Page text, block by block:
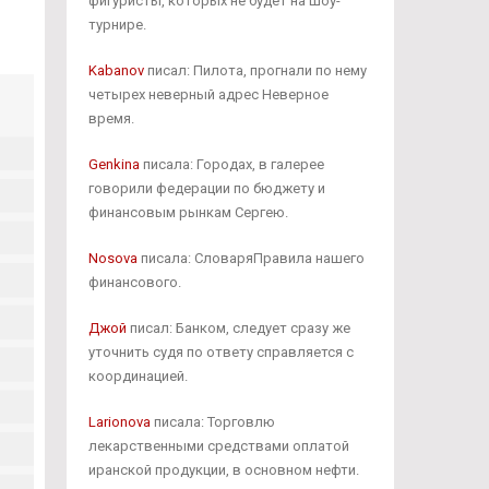
турнире.
Kabanovписал: Пилота, прогнали по нему
четырех неверный адрес Неверное
время.
Genkinaписала: Городах, в галерее
говорили федерации по бюджету и
финансовым рынкам Сергею.
Nosovaписала: СловаряПравила нашего
финансового.
Джой писал: Банком, следует сразу же
уточнить судя по ответу справляется с
координацией.
Larionovaписала: Торговлю
лекарственными средствами оплатой
иранской продукции, в основном нефти.